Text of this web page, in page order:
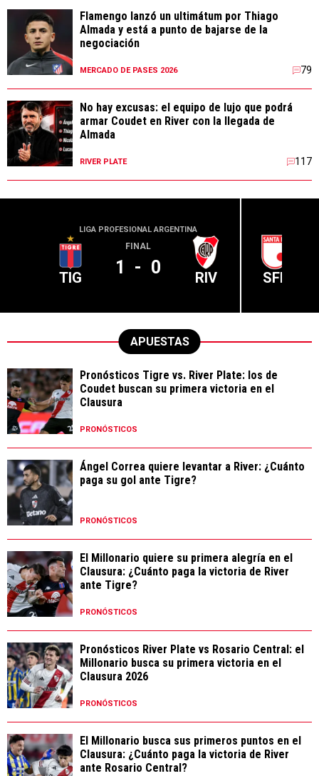
Flamengo lanzó un ultimátum por Thiago
Almada y está a punto de bajarse de la
negociación
MERCADO DE PASES 2026 79
No hay excusas: el equipo de lujo que podrá
armar Coudet en River con la llegada de
Almada
RIVER PLATE 117
LIGA PROFESIONAL ARGENTINA
TIG
FINAL
1 - 0 RIV SFE
APUESTAS
Pronósticos Tigre vs. River Plate: los de
Coudet buscan su primera victoria en el
Clausura
PRONÓSTICOS
Ángel Correa quiere levantar a River: ¿Cuánto
paga su gol ante Tigre?
PRONÓSTICOS
El Millonario quiere su primera alegría en el
Clausura: ¿Cuánto paga la victoria de River
ante Tigre?
PRONÓSTICOS
Pronósticos River Plate vs Rosario Central: el
Millonario busca su primera victoria en el
Clausura 2026
PRONÓSTICOS
El Millonario busca sus primeros puntos en el
Clausura: ¿Cuánto paga la victoria de River
ante Rosario Central?